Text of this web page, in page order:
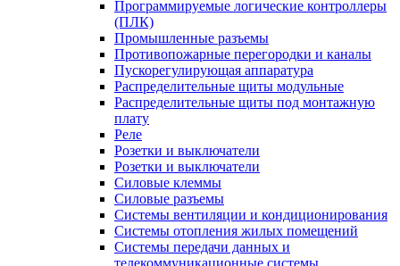
Программируемые логические контроллеры
(ПЛК)
Промышленные разъемы
Противопожарные перегородки и каналы
Пускорегулирующая аппаратура
Распределительные щиты модульные
Распределительные щиты под монтажную
плату
Реле
Розетки и выключатели
Розетки и выключатели
Силовые клеммы
Силовые разъемы
Системы вентиляции и кондиционирования
Системы отопления жилых помещений
Системы передачи данных и
телекоммуникационные системы